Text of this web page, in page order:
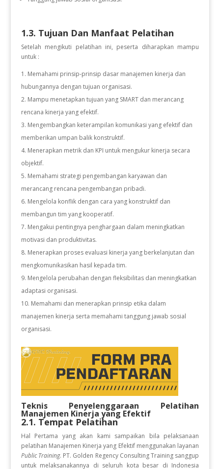
1.3. Tujuan Dan Manfaat Pelatihan
Setelah mengikuti pelatihan ini, peserta diharapkan mampu
untuk :
Memahami prinsip-prinsip dasar manajemen kinerja dan
hubungannya dengan tujuan organisasi.
Mampu menetapkan tujuan yang SMART dan merancang
rencana kinerja yang efektif.
Mengembangkan keterampilan komunikasi yang efektif dan
memberikan umpan balik konstruktif.
Menerapkan metrik dan KPI untuk mengukur kinerja secara
objektif.
Memahami strategi pengembangan karyawan dan
merancang rencana pengembangan pribadi.
Mengelola konflik dengan cara yang konstruktif dan
membangun tim yang kooperatif.
Mengakui pentingnya penghargaan dalam meningkatkan
motivasi dan produktivitas.
Menerapkan proses evaluasi kinerja yang berkelanjutan dan
mengkomunikasikan hasil kepada tim.
Mengelola perubahan dengan fleksibilitas dan meningkatkan
adaptasi organisasi.
Memahami dan menerapkan prinsip etika dalam
manajemen kinerja serta memahami tanggung jawab sosial
organisasi.
Teknis Penyelenggaraan Pelatihan
Manajemen Kinerja yang Efektif
2.1. Tempat Pelatihan
Hal Pertama yang akan kami sampaikan bila pelaksanaan
pelatihan Manajemen Kinerja yang Efektifmenggunakan layanan
Public Training. PT. Golden Regency Consulting Training sanggup
untuk melaksanakannya di seluruh kota besar di Indonesia